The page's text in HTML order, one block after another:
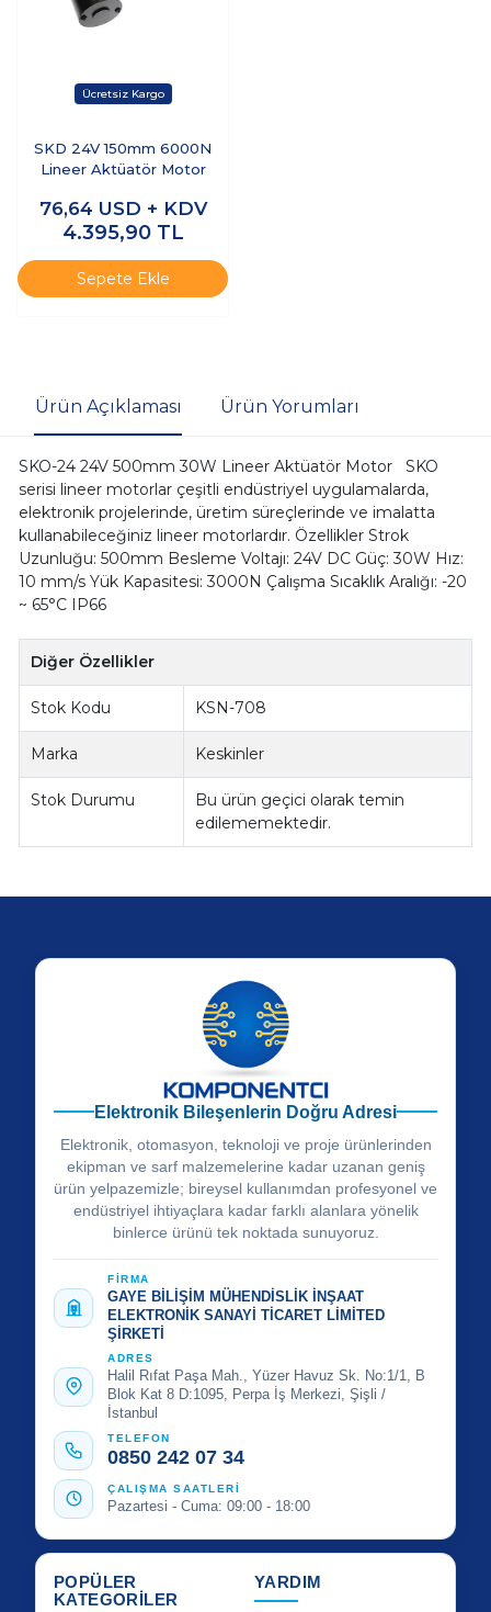
SKD 24V 150mm 6000N
Lineer Aktüatör Motor
76,64 USD + KDV
4.395,90 TL
Sepete Ekle
Ürün Açıklaması Ürün Yorumları
SKO-24 24V 500mm 30W Lineer Aktüatör Motor SKO
serisi lineer motorlar çeşitli endüstriyel uygulamalarda,
elektronik projelerinde, üretim süreçlerinde ve imalatta
kullanabileceğiniz lineer motorlardır. Özellikler Strok
Uzunluğu: 500mm Besleme Voltajı: 24V DC Güç: 30W Hız:
10 mm/s Yük Kapasitesi: 3000N Çalışma Sıcaklık Aralığı: -20
~ 65°C IP66
Diğer Özellikler
Stok Kodu KSN-708
Marka Keskinler
Stok Durumu
Bu ürün geçici olarak temin
edilememektedir.
Elektronik Bileşenlerin Doğru Adresi
Elektronik, otomasyon, teknoloji ve proje ürünlerinden
ekipman ve sarf malzemelerine kadar uzanan geniş
ürün yelpazemizle; bireysel kullanımdan profesyonel ve
endüstriyel ihtiyaçlara kadar farklı alanlara yönelik
binlerce ürünü tek noktada sunuyoruz.
FİRMA
GAYE BİLİŞİM MÜHENDİSLİK İNŞAAT
ELEKTRONİK SANAYİ TİCARET LİMİTED
ŞİRKETİ
ADRES
Halil Rıfat Paşa Mah., Yüzer Havuz Sk. No:1/1, B
Blok Kat 8 D:1095, Perpa İş Merkezi, Şişli /
İstanbul
TELEFON
0850 242 07 34
ÇALIŞMA SAATLERİ
Pazartesi - Cuma: 09:00 - 18:00
POPÜLER
KATEGORİLER
YARDIM